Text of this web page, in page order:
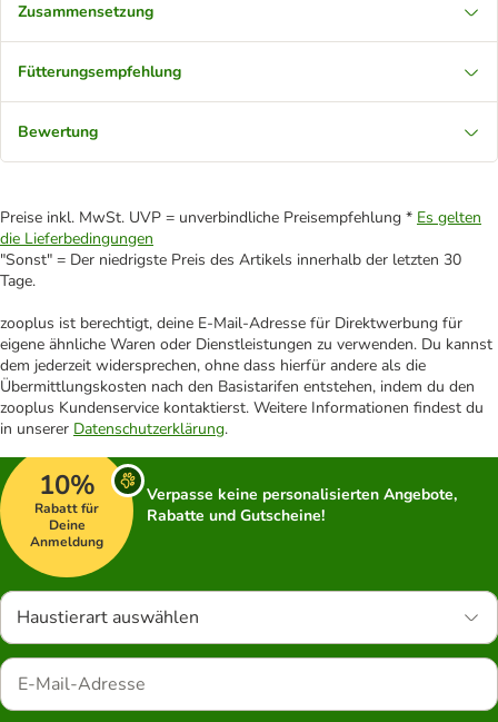
Zusammensetzung
Fütterungsempfehlung
Bewertung
Preise inkl. MwSt. UVP = unverbindliche Preisempfehlung * Es gelten
die Lieferbedingungen
"Sonst" = Der niedrigste Preis des Artikels innerhalb der letzten 30
Tage.
zooplus ist berechtigt, deine E-Mail-Adresse für Direktwerbung für
eigene ähnliche Waren oder Dienstleistungen zu verwenden. Du kannst
dem jederzeit widersprechen, ohne dass hierfür andere als die
Übermittlungskosten nach den Basistarifen entstehen, indem du den
zooplus Kundenservice kontaktierst. Weitere Informationen findest du
in unserer Datenschutzerklärung.
10%
Rabatt für
Deine
Anmeldung
Verpasse keine personalisierten Angebote,
Rabatte und Gutscheine!
Haustierart auswählen